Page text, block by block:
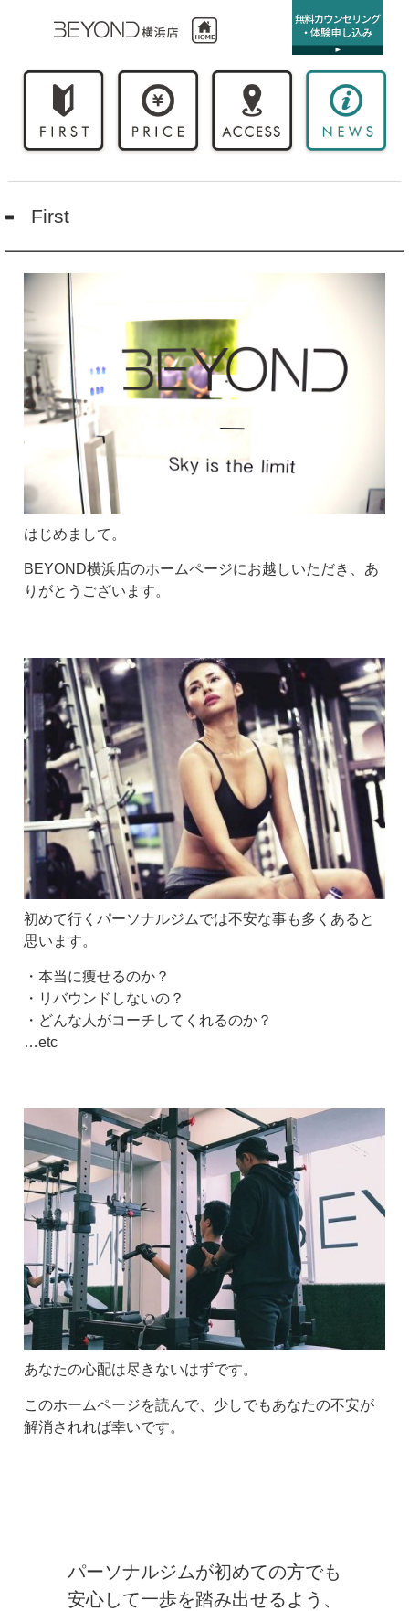
First
はじめまして。
BEYOND横浜店のホームページにお越しいただき、あ
りがとうございます。
初めて行くパーソナルジムでは不安な事も多くあると
思います。
・本当に痩せるのか？
・リバウンドしないの？
・どんな人がコーチしてくれるのか？
…etc
あなたの心配は尽きないはずです。
このホームページを読んで、少しでもあなたの不安が
解消されれば幸いです。
パーソナルジムが初めての方でも
安心して一歩を踏み出せるよう、